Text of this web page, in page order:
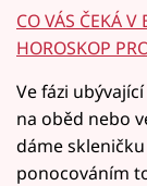
CO VÁS ČEKÁ V
HOROSKOP
Ve fázi
na oběd nebo
dáme
ponocováním